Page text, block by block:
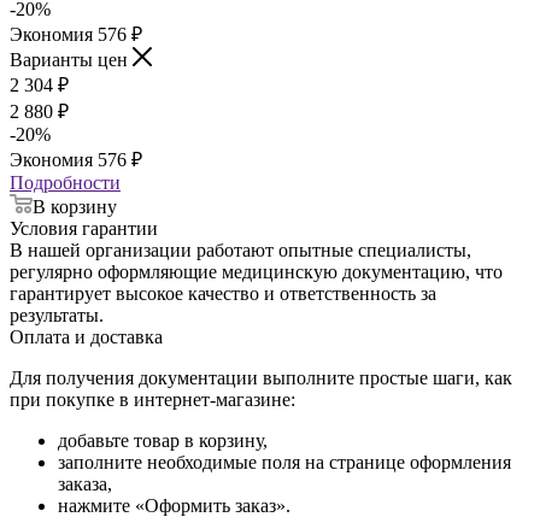
-20%
Экономия 576 ₽
Варианты цен
2 304 ₽
2 880 ₽
-20%
Экономия 576 ₽
Подробности
В корзину
Условия гарантии
В нашей организации работают опытные специалисты,
регулярно оформляющие медицинскую документацию, что
гарантирует высокое качество и ответственность за
результаты.
Оплата и доставка
Для получения документации выполните простые шаги, как
при покупке в интернет-магазине:
добавьте товар в корзину,
заполните необходимые поля на странице оформления
заказа,
нажмите «Оформить заказ».